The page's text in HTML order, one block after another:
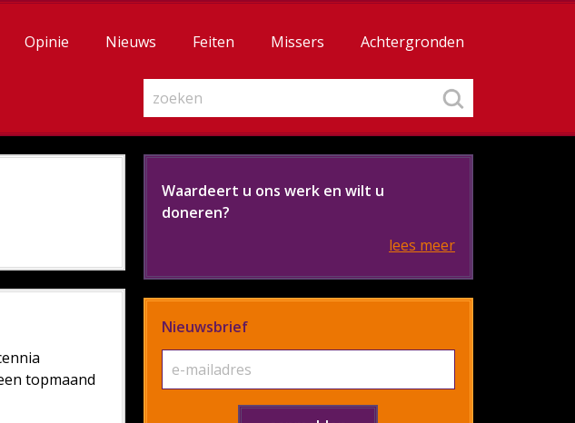
Opinie Nieuws Feiten Missers Achtergronden
topmaand
Waardeert u ons werk en wilt u
doneren?
lees meer
Nieuwsbrief